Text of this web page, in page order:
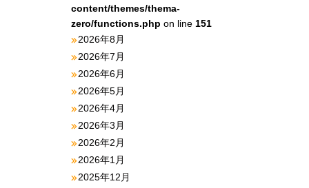
content/themes/thema-
zero/functions.php on line 151
2026年8月
2026年7月
2026年6月
2026年5月
2026年4月
2026年3月
2026年2月
2026年1月
2025年12月